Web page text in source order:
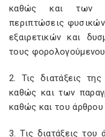
καθώς και των
περιπτώσεις
εξαιρετικών και
τους
2. Τις διατάξεις
καθώς και των
καθώς και του
3. Τις διατάξεις